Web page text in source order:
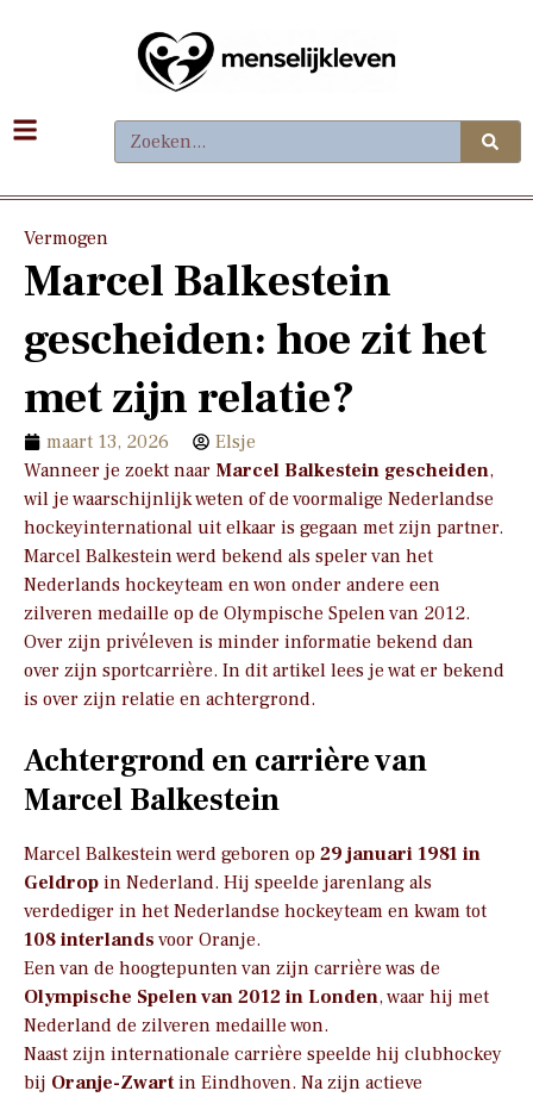
Vermogen
Marcel Balkestein
gescheiden: hoe zit het
met zijn relatie?
maart 13, 2026
Elsje
Wanneer je zoekt naar Marcel Balkestein gescheiden,
wil je waarschijnlijk weten of de voormalige Nederlandse
hockeyinternational uit elkaar is gegaan met zijn partner.
Marcel Balkestein werd bekend als speler van het
Nederlands hockeyteam en won onder andere een
zilveren medaille op de Olympische Spelen van 2012.
Over zijn privéleven is minder informatie bekend dan
over zijn sportcarrière. In dit artikel lees je wat er bekend
is over zijn relatie en achtergrond.
Achtergrond en carrière van
Marcel Balkestein
Marcel Balkestein werd geboren op 29 januari 1981 in
Geldrop in Nederland. Hij speelde jarenlang als
verdediger in het Nederlandse hockeyteam en kwam tot
108 interlands voor Oranje.
Een van de hoogtepunten van zijn carrière was de
Olympische Spelen van 2012 in Londen, waar hij met
Nederland de zilveren medaille won.
Naast zijn internationale carrière speelde hij clubhockey
bij Oranje-Zwartin Eindhoven. Na zijn actieve